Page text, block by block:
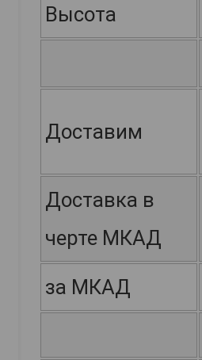
Высота
Доставим
Доставка в
черте МКАД
за МКАД